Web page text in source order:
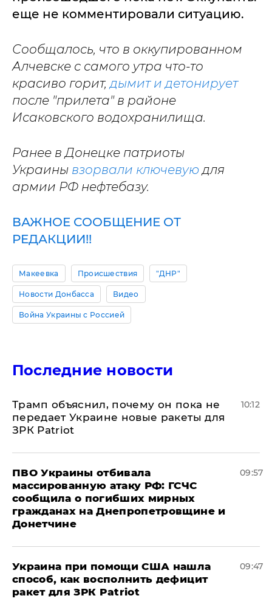
еще не комментировали ситуацию.
Сообщалось, что в оккупированном
Алчевске с самого утра что-то
красиво горит,дымит и детонирует
после "прилета" в районе
Исаковского водохранилища.
Ранее в Донецке патриоты
Украины взорвали ключевуюдля
армии РФ нефтебазу.
ВАЖНОЕ СООБЩЕНИЕ ОТ
РЕДАКЦИИ!!
Макеевка Происшествия "ДНР"
Новости Донбасса Видео
Война Украины с Россией
Последние новости
Трамп объяснил, почему он пока не
передает Украине новые ракеты для
ЗРК Patriot
10:12
ПВО Украины отбивала
массированную атаку РФ: ГСЧС
сообщила о погибших мирных
гражданах на Днепропетровщине и
Донетчине
09:57
Украина при помощи США нашла
способ, как восполнить дефицит
ракет для ЗРК Patriot
09:47